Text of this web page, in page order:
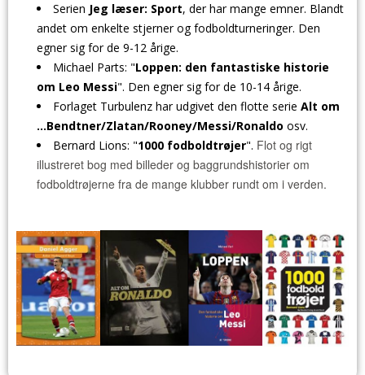
Serien Jeg læser: Sport, der har mange emner. Blandt
andet om enkelte stjerner og fodboldturneringer. Den
egner sig for de 9-12 årige.
Michael Parts: "Loppen: den fantastiske historie
om Leo Messi". Den egner sig for de 10-14 årige.
Forlaget Turbulenz har udgivet den flotte serie Alt om
...Bendtner/Zlatan/Rooney/Messi/Ronaldo osv.
Bernard Lions: "1000 fodboldtrøjer". Flot og rigt
illustreret bog med billeder og baggrundshistorier om
fodboldtrøjerne fra de mange klubber rundt om i verden.